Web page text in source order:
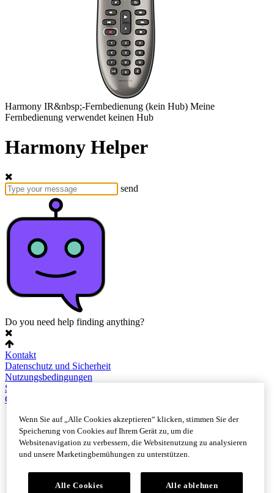
Harmony IR&nbsp;-Fernbedienung (kein Hub) Meine
Fernbedienung verwendet keinen Hub
Harmony Helper
send
Do you need help finding anything?
Kontakt
Datenschutz und Sicherheit
Nutzungsbedingungen
Sitemap
Cookie-Einstellungen
Wenn Sie auf „Alle Cookies akzeptieren“ klicken, stimmen Sie der
Speicherung von Cookies auf Ihrem Gerät zu, um die
Websitenavigation zu verbessern, die Websitenutzung zu analysieren
und unsere Marketingbemühungen zu unterstützen.
Alle Cookies
Alle ablehnen